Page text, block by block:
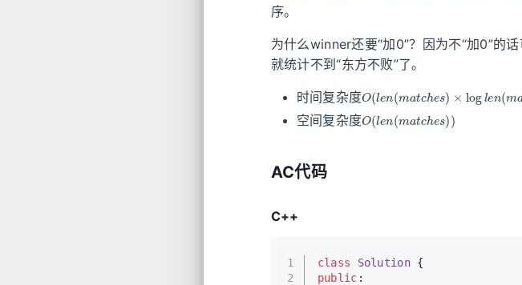
序。
为什么winner还要“加0”？因为不“加0”的
就统计不到“东方不败”了。
时间复杂度
空间复杂度
O (len(matches ) )
AC代码
C++
1
2
class Solution {
public :